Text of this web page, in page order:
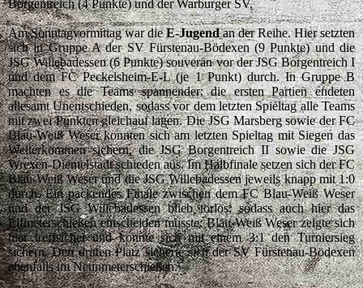
Borgentreich (4 Punkte) und der Warburger SV.
Am Sonntagvormittag war dieE-Jugendan der Reihe. Hier setzten
sich in Gruppe A der SV Fürstenau-Bödexen (9 Punkte) und die
JSG Willebadessen (6 Punkte) souverän vor der JSG Borgentreich I
und dem FC Peckelsheim-E-L (je 1 Punkt) durch. In Gruppe B
machten es die Teams spannender: die ersten Partien endeten
allesamt Unentschieden, sodass vor dem letzten Spieltag alle Teams
mit zwei Punkten gleichauf lagen. Die JSG Marsberg sowie der FC
Blau-Weiß Weser konnten sich am letzten Spieltag mit Siegen das
Weiterkommen sichern, die JSG Borgentreich II sowie die JSG
Wrexen-Diemelstadt schieden aus. Im Halbfinale setzen sich der FC
Blau-Weiß Weser und die JSG Willebadessen jeweils knapp mit 1:0
durch. Ein packendes Finale zwischen dem FC Blau-Weiß Weser
und der JSG Willebadessen blieb torlos, sodass auch hier das
Elfmeterschießen entscheiden musste: Blau-Weiß Weser zeigte sich
hier treffsicher und konnte sich mit einem 3:1 den Turniersieg
sichern. Den dritten Platz sicherte sich der SV Fürstenau-Bödexen
ebenfalls im Neunmeterschießen.